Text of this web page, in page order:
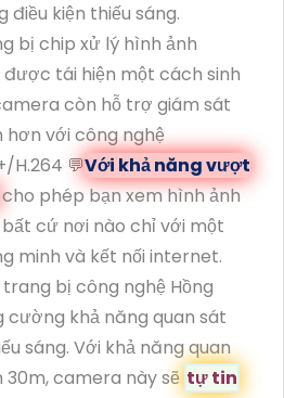
kiện thiếu sáng.
bị chip xử lý hình ảnh
được tái hiện một cách sinh
còn hỗ trợ giám sát
hơn với công nghệ
H.264 💬Với khả năng vượt
cho phép bạn xem hình ảnh
cứ nơi nào chỉ với một
minh và kết nối internet.
bị công nghệ Hồng
cường khả năng quan sát
sáng. Với khả năng quan
camera này sẽ tự tin